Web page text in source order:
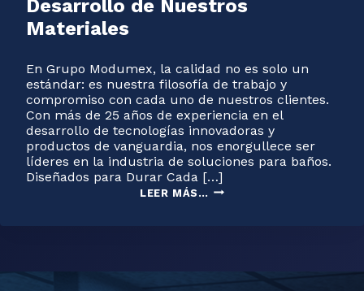
Desarrollo de Nuestros
Materiales
En Grupo Modumex, la calidad no es solo un
estándar: es nuestra filosofía de trabajo y
compromiso con cada uno de nuestros clientes.
Con más de 25 años de experiencia en el
desarrollo de tecnologías innovadoras y
productos de vanguardia, nos enorgullece ser
líderes en la industria de soluciones para baños.
Diseñados para Durar Cada […]
LEER MÁS… LA